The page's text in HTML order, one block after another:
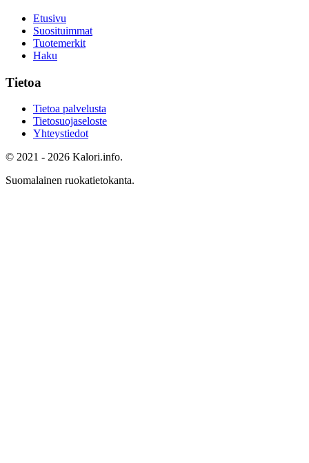
Etusivu
Suosituimmat
Tuotemerkit
Haku
Tietoa
Tietoa palvelusta
Tietosuojaseloste
Yhteystiedot
© 2021 - 2026 Kalori.info.
Suomalainen ruokatietokanta.